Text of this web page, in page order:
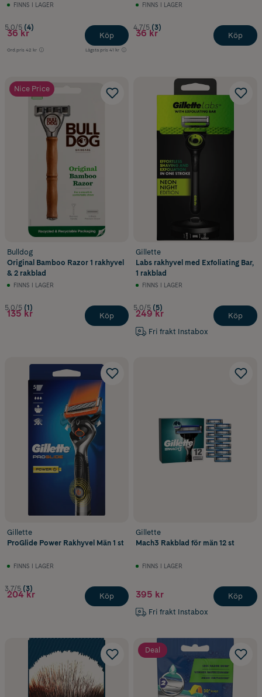
FINNS I LAGER
5.0/5 (4)
36 kr
Ord.pris 42 kr Lägsta pris 41 kr
Köp
FINNS I LAGER
4.7/5 (3)
36 kr Köp
Nice Price
Bulldog
Original Bamboo Razor 1 rakhyvel
& 2 rakblad
FINNS I LAGER
5.0/5 (1)
135 kr Köp
Gillette
Labs rakhyvel med Exfoliating Bar,
1 rakblad
FINNS I LAGER
5.0/5 (5)
249 kr
Fri frakt Instabox
Köp
Gillette
ProGlide Power Rakhyvel Män 1 st
FINNS I LAGER
3.7/5 (3)
204 kr Köp
Gillette
Mach3 Rakblad för män 12 st
FINNS I LAGER
395 kr
Fri frakt Instabox
Köp
Deal